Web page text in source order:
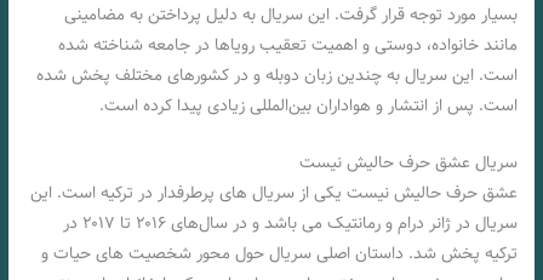
بسیار مورد توجه قرار گرفت. این سریال به دلیل پرداختن به مضامینی
مانند خانواده، دوستی و اهمیت تعقیب رویاها در جامعه شناخته شده
است. این سریال به چندین زبان دوبله و در کشورهای مختلف پخش شده
است. پس از انتشار و هواداران بین‌المللی زیادی پیدا کرده است.
سریال عشق حرف حالیش نیست
عشق حرف حالیش نیست یکی از سریال‌ های پرطرفدار در ترکیه‌ است. این
سریال در ژانر درام و رمانتیک می‌ باشد و در سال‌های ۲۰۱۶ تا ۲۰۱۷ در
ترکیه پخش شد. داستان اصلی سریال حول محور شخصیت‌ های حیات و